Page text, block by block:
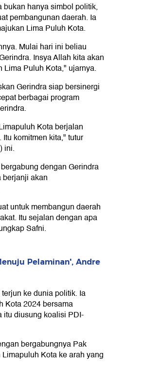
bukan hanya simbol politik,
pembangunan daerah. Ia
Lima Puluh Kota.
Mulai hari ini beliau
Insya Allah kita akan
Lima Puluh Kota," ujarnya.
Gerindra siap bersinergi
berbagai program
Kota berjalan
komitmen kita," tutur
ini.
dengan Gerindra
akan
untuk membangun daerah
Itu sejalan dengan apa
Safni.
Pelaminan', Andre
ke dunia politik. Ia
Kota 2024 bersama
itu diusung koalisi PDI-
bergabungnya Pak
Kota ke arah yang